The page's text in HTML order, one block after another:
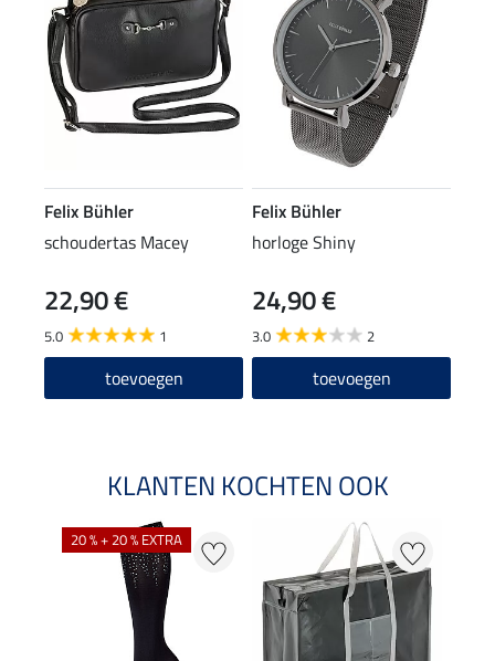
Felix Bühler
schoudertas Macey
22,90 €
5.0 1
toevoegen
Felix Bühler
horloge Shiny
24,90 €
3.0 2
toevoegen
KLANTEN KOCHTEN OOK
20 % + 20 % EXTRA